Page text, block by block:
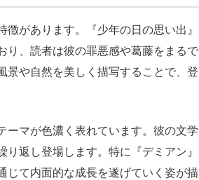
があります。『少年の日の思い出』
り、読者は彼の罪悪感や葛藤をまるで
景や自然を美しく描写することで、登
ーマが色濃く表れています。彼の文学
返し登場します。特に『デミアン』
じて内面的な成長を遂げていく姿が描